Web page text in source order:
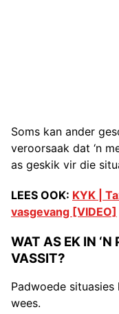
Soms kan ander
veroorsaak dat ‘n
as geskik vir die
LEES OOK: KYK |
vasgevang [VIDEO]
WAT AS EK IN ‘N
VASSIT?
Padwoede
wees.